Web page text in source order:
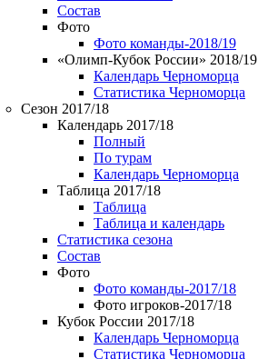
Состав
Фото
Фото команды-2018/19
«Олимп-Кубок России» 2018/19
Календарь Черноморца
Статистика Черноморца
Сезон 2017/18
Календарь 2017/18
Полный
По турам
Календарь Черноморца
Таблица 2017/18
Таблица
Таблица и календарь
Статистика сезона
Состав
Фото
Фото команды-2017/18
Фото игроков-2017/18
Кубок России 2017/18
Календарь Черноморца
Статистика Черноморца